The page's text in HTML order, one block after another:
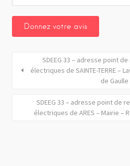
SDEEG 33 – adresse point
électriques de SAINTE-TERRE –
de Gaulle
SDEEG 33 – adresse point de
électriques de ARES – Mairie –